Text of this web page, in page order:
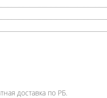
доставка по РБ.